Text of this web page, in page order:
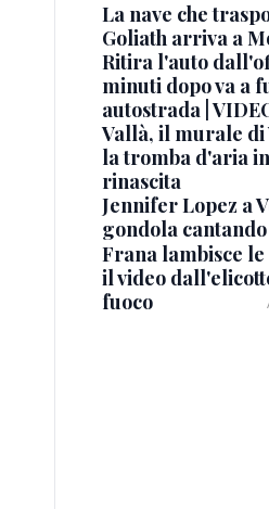
La nave che
Goliath arriva a
Ritira l'auto
minuti dopo va a
autostrada |
Vallà, il murale di
la tromba d'aria
rinascita
Jennifer Lopez a
gondola
Frana lambisce le
il video
fuoco